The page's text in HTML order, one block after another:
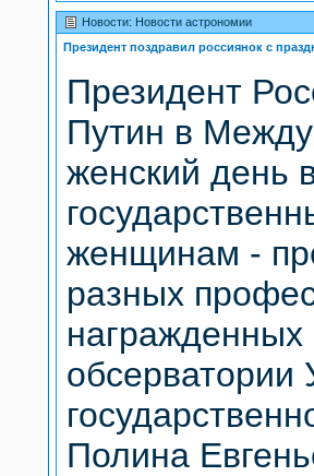
Новости: Новости астрономии
Президент поздравил россиянок с
Президент
Путин в
женский день
женщинам -
разных
обсерватории
Полина